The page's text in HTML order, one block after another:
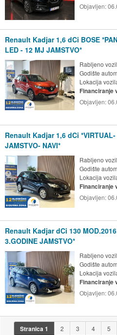
Objavljen:
Renault Kadjar 1,6 dCi BOSE
LED - 12 MJ JAMSTVO*
Rabljeno
Godište
Lokacija
Financiranje
Objavljen:
Renault Kadjar 1,6 dCi
JAMSTVO- NAVI*
Rabljeno
Godište
Lokacija
Financiranje
Objavljen:
Renault Kadjar dCi 130
3.GODINE JAMSTVO*
Rabljeno
Godište
Lokacija
Financiranje
Objavljen:
Stranica1 2 3 4 5